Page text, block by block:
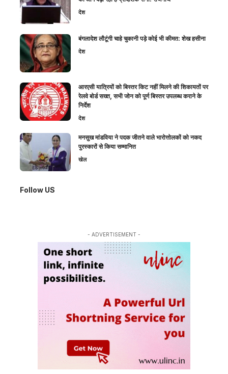
देश
बंगलादेश लौटूंगी चाहे चुकानी पड़े कोई भी कीमत: शेख हसीना
देश
आरएसी यात्रियों को बिस्तर किट नहीं मिलने की शिकायतों पर
रेलवे बोर्ड सख्त, सभी जोन को पूर्ण बिस्तर उपलब्ध कराने के
निर्देश
देश
मनसुख मांडविया ने पदक जीतने वाले भारोत्तोलकों को नकद
पुरस्कारों से किया सम्मानित
खेल
Follow US
- ADVERTISEMENT -